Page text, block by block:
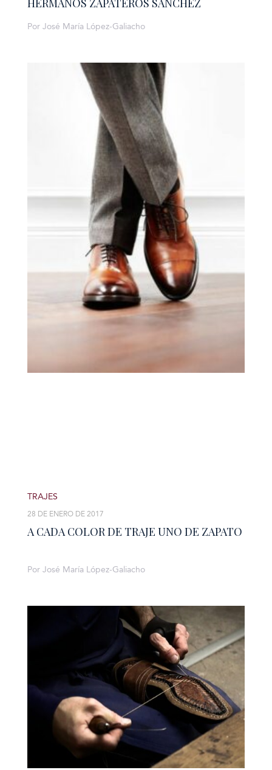
Por José María López-Galiacho
A CADA COLOR DE TRAJE UNO DE ZAPATO
28 DE ENERO DE 2017
TRAJES
Por José María López-Galiacho